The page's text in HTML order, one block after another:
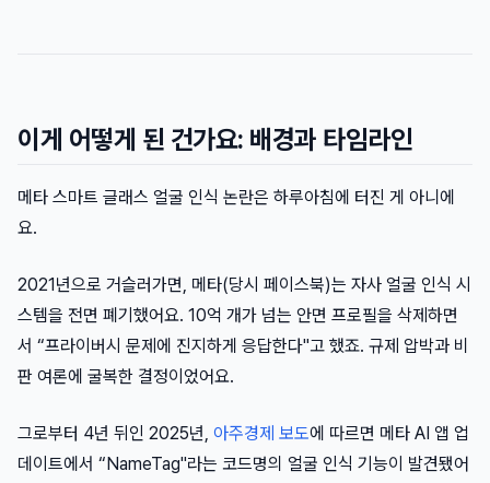
이게 어떻게 된 건가요: 배경과 타임라인
메타 스마트 글래스 얼굴 인식 논란은 하루아침에 터진 게 아니에
요.
2021년으로 거슬러가면, 메타(당시 페이스북)는 자사 얼굴 인식 시
스템을 전면 폐기했어요. 10억 개가 넘는 안면 프로필을 삭제하면
서 “프라이버시 문제에 진지하게 응답한다"고 했죠. 규제 압박과 비
판 여론에 굴복한 결정이었어요.
그로부터 4년 뒤인 2025년, 아주경제 보도에 따르면 메타 AI 앱 업
데이트에서 “NameTag"라는 코드명의 얼굴 인식 기능이 발견됐어